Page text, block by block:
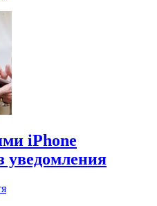
iPhone
уведомления